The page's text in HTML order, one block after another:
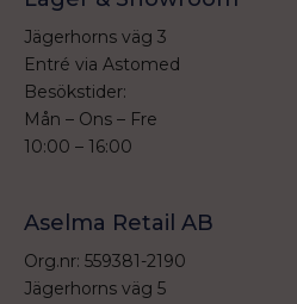
Jägerhorns väg 3
Entré via Astomed
Besökstider:
Mån – Ons – Fre
10:00 – 16:00
Aselma Retail AB
Org.nr: 559381-2190
Jägerhorns väg 5